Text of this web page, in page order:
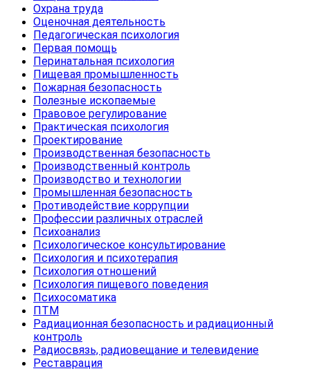
Охрана труда
Оценочная деятельность
Педагогическая психология
Первая помощь
Перинатальная психология
Пищевая промышленность
Пожарная безопасность
Полезные ископаемые
Правовое регулирование
Практическая психология
Проектирование
Производственная безопасность
Производственный контроль
Производство и технологии
Промышленная безопасность
Противодействие коррупции
Профессии различных отраслей
Психоанализ
Психологическое консультирование
Психология и психотерапия
Психология отношений
Психология пищевого поведения
Психосоматика
ПТМ
Радиационная безопасность и радиационный
контроль
Радиосвязь, радиовещание и телевидение
Реставрация